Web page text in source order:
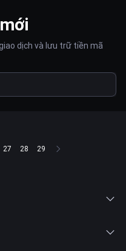
dịch và lưu trữ tiền mã
27 28 29